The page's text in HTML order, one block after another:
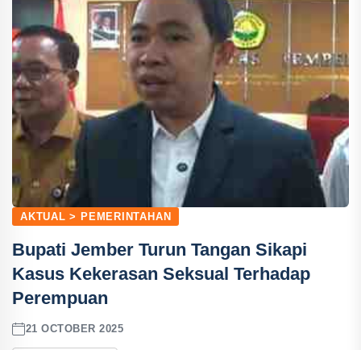
AKTUAL > PEMERINTAHAN
Bupati Jember Turun Tangan Sikapi
Kasus Kekerasan Seksual Terhadap
Perempuan
21 OCTOBER 2025